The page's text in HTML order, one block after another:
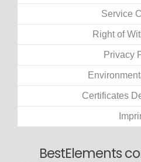
Service
Right of
Privacy
Certificates
BestElements